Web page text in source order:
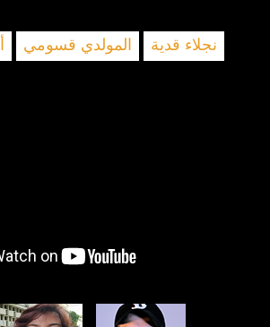
المولدي قسومي نجلاء قدية